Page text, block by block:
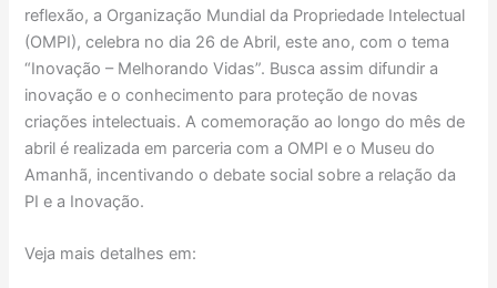
reflexão, a Organização Mundial da Propriedade Intelectual
(OMPI), celebra no dia 26 de Abril, este ano, com o tema
“Inovação – Melhorando Vidas”. Busca assim difundir a
inovação e o conhecimento para proteção de novas
criações intelectuais. A comemoração ao longo do mês de
abril é realizada em parceria com a OMPI e o Museu do
Amanhã, incentivando o debate social sobre a relação da
PI e a Inovação.
Veja mais detalhes em: